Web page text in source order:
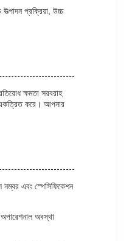
প্রক্রিয়া, উচ্চ
ক্ষমতা সরবরাহ
একত্রিত করে। আপনার
এবং স্পেসিফিকেশন
অপারেশনাল অবস্থা